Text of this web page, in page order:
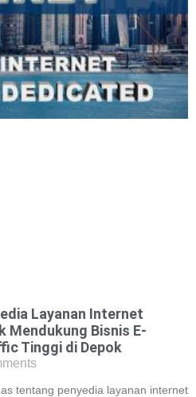
Layanan Internet
Mendukung Bisnis E-
Tinggi di Depok
tentang penyedia layanan internet